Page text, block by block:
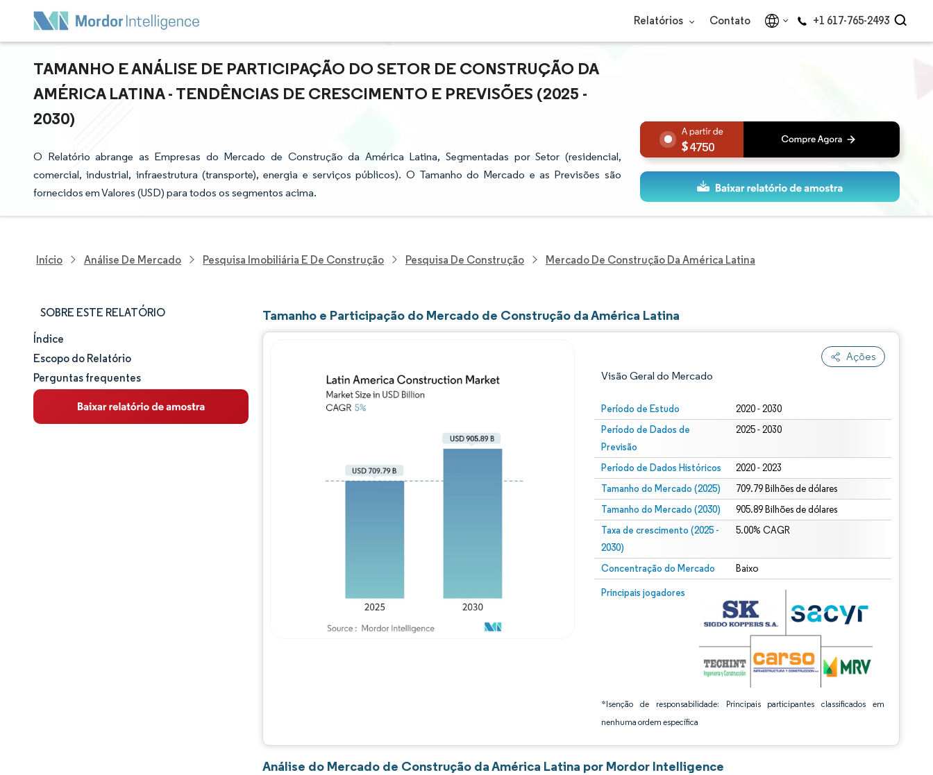
Relatórios Contato +1 617-765-2493
TAMANHO E ANÁLISE DE PARTICIPAÇÃO DO SETOR DE CONSTRUÇÃO DA
AMÉRICA LATINA - TENDÊNCIAS DE CRESCIMENTO E PREVISÕES (2025 -
2030)
O Relatório abrange as Empresas do Mercado de Construção da América Latina, Segmentadas por Setor (residencial,
comercial, industrial, infraestrutura (transporte), energia e serviços públicos). O Tamanho do Mercado e as Previsões são
fornecidos em Valores (USD) para todos os segmentos acima.
4750
Início Análise De Mercado Pesquisa Imobiliária E De Construção Pesquisa De Construção Mercado De Construção Da América Latina
SOBRE ESTE RELATÓRIO
Panorama do Mercado
Análise de mercado
Principais Tendências de Mercado
Índice
Escopo do Relatório
Perguntas frequentes
Tamanho e Participação do Mercado de Construção da América Latina
Ações
Visão Geral do Mercado
Período de Estudo 2020 - 2030
Período de Dados de
Previsão
2025 - 2030
Período de Dados Históricos 2020 - 2023
Tamanho do Mercado (2025) 709.79 Bilhões de dólares
Tamanho do Mercado (2030) 905.89 Bilhões de dólares
Taxa de crescimento (2025 -
2030)
5.00% CAGR
Concentração do Mercado Baixo
Principais jogadores
*Isenção de responsabilidade: Principais participantes classificados em
nenhuma ordem específica
Imagem © Mordor Intelligence. O reuso requer atribuição conforme CC BY 4.0.
Imagem © Mordor Intelligence. O reuso requer atribuição conforme CC BY 4.0.
Análise do Mercado de Construção da América Latina por Mordor Intelligence